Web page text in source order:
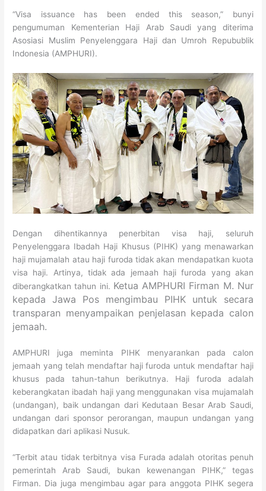
“Visa issuance has been ended this season,” bunyi
pengumuman Kementerian Haji Arab Saudi yang diterima
Asosiasi Muslim Penyelenggara Haji dan Umroh Repubublik
Indonesia (AMPHURI).
Dengan dihentikannya penerbitan visa haji, seluruh
Penyelenggara Ibadah Haji Khusus (PIHK) yang menawarkan
haji mujamalah atau haji furoda tidak akan mendapatkan kuota
visa haji. Artinya, tidak ada jemaah haji furoda yang akan
diberangkatkan tahun ini. Ketua AMPHURI Firman M. Nur
kepada Jawa Pos mengimbau PIHK untuk secara
transparan menyampaikan penjelasan kepada calon
jemaah.
AMPHURI juga meminta PIHK menyarankan pada calon
jemaah yang telah mendaftar haji furoda untuk mendaftar haji
khusus pada tahun-tahun berikutnya. Haji furoda adalah
keberangkatan ibadah haji yang menggunakan visa mujamalah
(undangan), baik undangan dari Kedutaan Besar Arab Saudi,
undangan dari sponsor perorangan, maupun undangan yang
didapatkan dari aplikasi Nusuk.
“Terbit atau tidak terbitnya visa Furada adalah otoritas penuh
pemerintah Arab Saudi, bukan kewenangan PIHK,” tegas
Firman. Dia juga mengimbau agar para anggota PIHK segera